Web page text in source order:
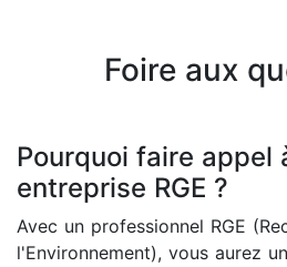
Foire aux
Pourquoi faire appel
entreprise RGE ?
Avec un professionnel RGE
l'Environnement), vous aurez